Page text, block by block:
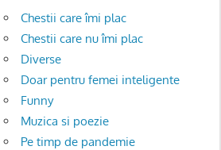
Chestii care îmi plac
Chestii care nu îmi plac
Diverse
Doar pentru femei inteligente
Funny
Muzica si poezie
Pe timp de pandemie